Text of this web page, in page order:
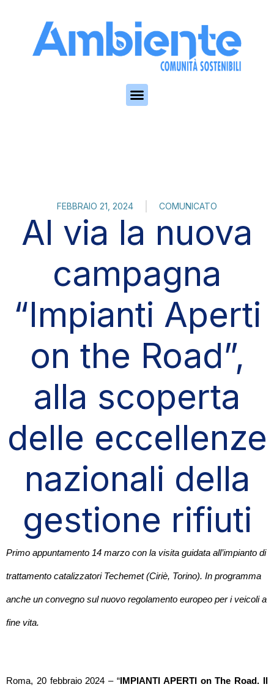
FEBBRAIO 21, 2024 COMUNICATO
Al via la nuova
campagna
“Impianti Aperti
on the Road”,
alla scoperta
delle eccellenze
nazionali della
gestione rifiuti
Primo appuntamento 14 marzo con la visita guidata all’impianto di
trattamento catalizzatori Techemet (Ciriè, Torino). In programma
anche un convegno sul nuovo regolamento europeo per i veicoli a
fine vita.
Roma, 20 febbraio 2024 – “IMPIANTI APERTI on The Road. Il